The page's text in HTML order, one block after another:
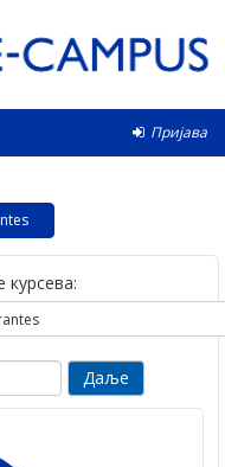
Пријава
курсева: